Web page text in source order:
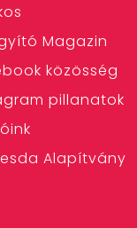
Magazin
közösség
pillanatok
Alapítvány